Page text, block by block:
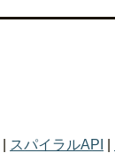
スパイラルAPI